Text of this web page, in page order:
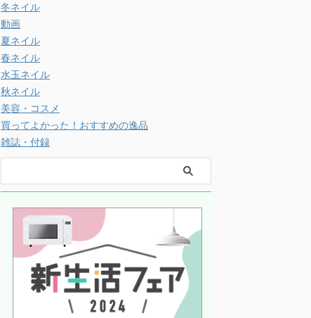
冬ネイル
動画
夏ネイル
春ネイル
水玉ネイル
秋ネイル
美容・コスメ
買ってよかった！おすすめの逸品
雑誌・付録